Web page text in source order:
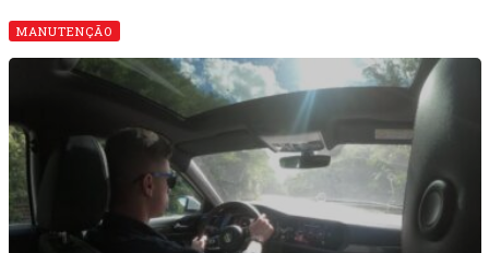
MANUTENÇÃO